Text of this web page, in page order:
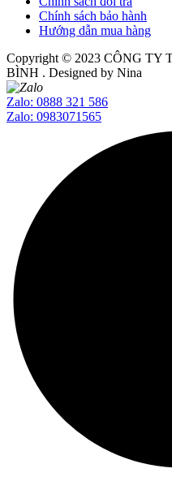
Chính sách bảo hành
Hướng dẫn mua hàng
Copyright © 2023 CÔNG TY
BÌNH . Designed by Nina
Zalo: 0888 321 586
Zalo: 0983071565